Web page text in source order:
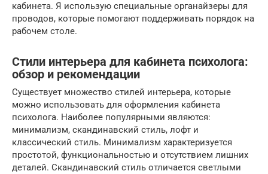
кабинета. Я использую специальные органайзеры для
проводов, которые помогают поддерживать порядок на
рабочем столе.
Стили интерьера для кабинета психолога:
обзор и рекомендации
Существует множество стилей интерьера, которые
можно использовать для оформления кабинета
психолога. Наиболее популярными являются:
минимализм, скандинавский стиль, лофт и
классический стиль. Минимализм характеризуется
простотой, функциональностью и отсутствием лишних
деталей. Скандинавский стиль отличается светлыми